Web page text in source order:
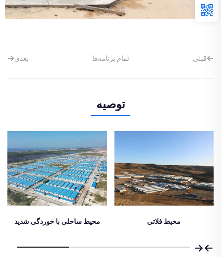
قبلی تمام برنامه‌ها بعدی
توصیه
محیط فلاتی محیط ساحلی با خوردگی شدید